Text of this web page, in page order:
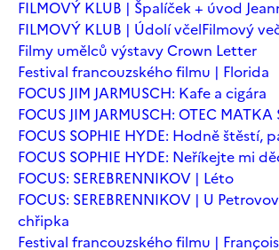
FILMOVÝ KLUB | Špalíček + úvod
FILMOVÝ KLUB | Údolí včelFilmový
Filmy umělců výstavy Crown Letter
Festival francouzského filmu | Florida
FOCUS JIM JARMUSCH: Kafe a cigára
FOCUS JIM JARMUSCH: OTEC MATKA
FOCUS SOPHIE HYDE: Hodně štěstí,
FOCUS SOPHIE HYDE: Neříkejte mi
FOCUS: SEREBRENNIKOV | Léto
FOCUS: SEREBRENNIKOV | U
chřipka
Festival francouzského filmu |